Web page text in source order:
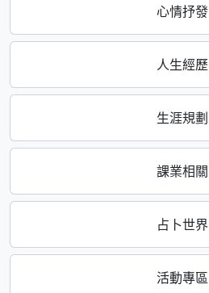
心情抒發
人生經歷
生涯規劃
課業相關
占卜世界
活動專區